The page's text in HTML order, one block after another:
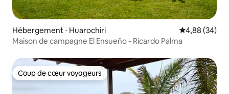
Hébergement ⋅ Huarochiri Évaluation
4,88 (34)
Maison de campagne El Ensueño - Ricardo Palma
Coup de cœur voyageurs
Coup de cœur voyageurs